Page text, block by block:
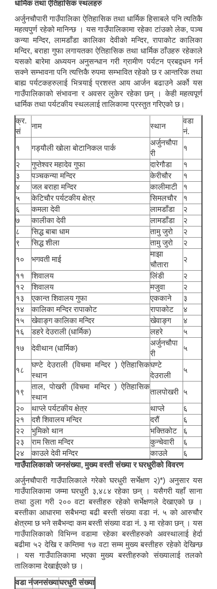
धार्मिक तथा ऐतिहासिक स्थलहरु
अर्जुनचौपारी गाउँपालिका ऐतिहासिक तथा धार्मिक हिसाबले पनि त्यतिकै
महत्वपुर्ण रहेको मानिन्छ । यस गाउँपालिकामा रहेका टांउको लेक, पञ्च
कन्या मन्दिर, लामडाँडा कालिका देवीको मन्दिर, रापाकोट कालिका
मन्दिर, बराहा गुफा लगायतका ऐतिहासिक तथा धार्मिक ठाँउहरु रहेकाले
यसको बारेमा अध्ययन अनुसन्धान गरी ग्रामीण पर्यटन प्रबद्र्धन गर्न
सक्ने सम्भावना पनि त्यत्तिकै रुपमा सम्भावित रहेको छ र आन्तरिक तथा
बाह्य पर्यटकहरुलाई भित्र्याई प्रशस्त आय आर्जन बढाउने अर्को यस
गाउँपालिकाको संभावना र अवसर लुकेर रहेका छन् । केही महत्वपूर्ण
धार्मिक तथा पर्यटकीय स्थललाई तालिकामा प्रस्तुत गरिएको छ।
क्र.
सं
नाम स्थान
वडा
नं.
१
गड्यौली खोला बोटानिकल पार्क
अर्जुनचौपा
री
१
२
गुप्तेश्वर महादेव गुफा दारेगौडा
१
३
पञ्चकन्या मन्दिर केरीचौर
१
४
जल बराहा मन्दिर कालीमाटी
१
५
केटिचौर पर्यटकीय क्षेत्र सिमलचौर
१
६
कमला देवी लामडाँडा
२
७
कालीका देवी लामडाँडा
२
८
सिद्ध बाबा धाम तामु जुरो
२
९
सिद्ध शीला तामु जुरो
२
१०
भगवती माई
माझा
चौतारा
२
११
शिवालय लिंडी
२
१२
शिवालय मजुवा
२
१३
एकान्त शिवालय गुफा एककाने
३
१४
कालिका मन्दिर रापाकोट रापाकोट
४
१५
खेवाङ्ग कालिका मन्दिर खेवाङ्ग
४
१६
डहरे देउराली (धार्मिक) लहरे
५
१७
देवीथान (धार्मिक)
अर्जुनचौपा
री
५
१८
घण्टे देउराली (विचमा मन्दिर ) ऐतिहासिक
स्थान
घण्टे
देउराली
५
१९
ताल, पोखरी (विचमा मन्दिर ) ऐतिहासिक
स्थान
तालपोखरी ५
२०
थाप्ले पर्यटकीय क्षेत्र थाप्ले
६
२१
दशै शिवालय मन्दिर दरौं
६
२२
भुमिको थान भक्तिकोट
६
२३
राम सिता मन्दिर कुन्चेवारी
६
२४
काउले देवी मन्दिर काउले
६
गाउँपालिकाको जनसंख्या, मुख्य वस्ती संख्या र घरधुरीको विवरण
अर्जुनचौपारी गाउँपालिकाले गरेको घरधुरी सर्भेक्षण २)*) अनुसार यस
गाउँपालिकामा जम्मा घरधुरी ३,४८४ रहेका छन् । यसैगरी यहाँ साना
तथा ठुला गरी २०० वटा बस्तीहरु रहेको सर्भेक्षणले देखाएको छ ।
बस्तीका आधारमा सबैभन्दा बढी बस्ती संख्या वडा नं. ५ को आरुचौर
क्षेत्रमा छ भने सबैभन्दा कम बस्ती संख्या वडा नं. ३ मा रहेका छन् । यस
गाउँपालिकाको विभिन्न वडामा रहेका बस्तीहरुको अवस्थालाई हेर्दा
बढीमा ५२ देखि र कम्तिमा १७ वटा सम्म मुख्य बस्तीहरु रहेको देखिन्छ
। यस गाउँपालिकामा भएका मुख्य बस्तीहरुको संख्यालाई तलको
तालिकामा देखाईएको छ ।
वडा नंजनसंख्याघरधुरी संख्या